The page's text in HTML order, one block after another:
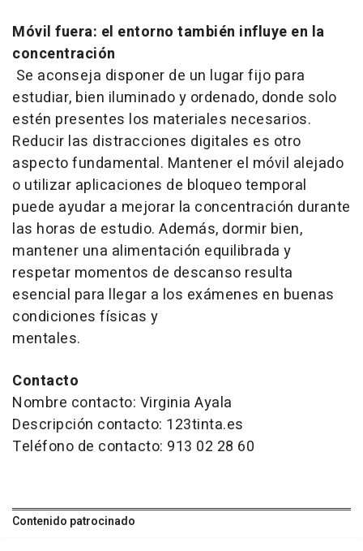
Móvil fuera: el entorno también influye en la
concentración
Se aconseja disponer de un lugar fijo para
estudiar, bien iluminado y ordenado, donde solo
estén presentes los materiales necesarios.
Reducir las distracciones digitales es otro
aspecto fundamental. Mantener el móvil alejado
o utilizar aplicaciones de bloqueo temporal
puede ayudar a mejorar la concentración durante
las horas de estudio. Además, dormir bien,
mantener una alimentación equilibrada y
respetar momentos de descanso resulta
esencial para llegar a los exámenes en buenas
condiciones físicas y
mentales.
Contacto
Nombre contacto: Virginia Ayala
Descripción contacto: 123tinta.es
Teléfono de contacto: 913 02 28 60
Contenido patrocinado